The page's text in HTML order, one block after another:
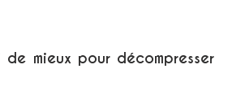
mieux pour décompresser